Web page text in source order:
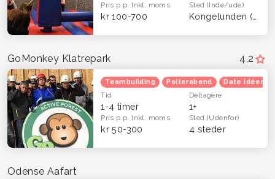
Pris p.p. Inkl. moms
kr 100-700
Sted(Inde/ude)
Kongelunden (Dragør)
4,2
GoMonkey Klatrepark
Teambuilding Polterabend Date idéer
Tid
1-4 timer
Deltagere
1+
Pris p.p. Inkl. moms
kr 50-300
Sted(Udenfor)
4 steder
Odense Aafart